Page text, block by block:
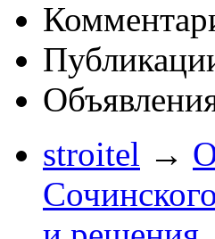
stroitel →